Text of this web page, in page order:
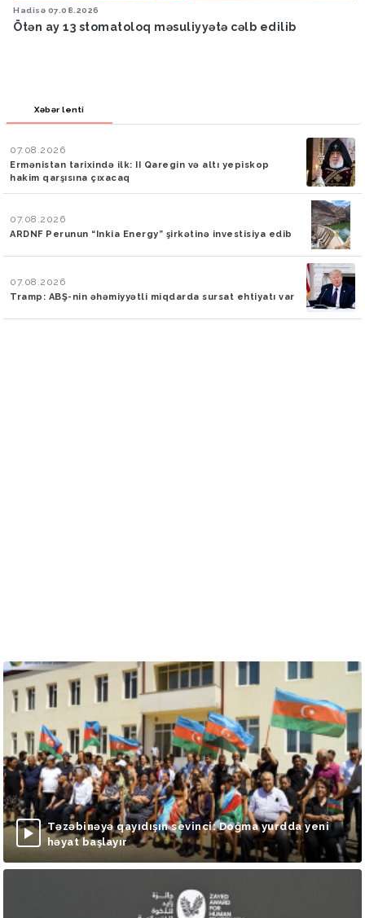
Hadisə 07.08.2026
Ötən ay 13 stomatoloq məsuliyyətə cəlb edilib
Xəbər lenti
07.08.2026
Ermənistan tarixində ilk: II Qaregin və altı yepiskop
hakim qarşısına çıxacaq
07.08.2026
ARDNF Perunun “Inkia Energy” şirkətinə investisiya edib
07.08.2026
Tramp: ABŞ-nin əhəmiyyətli miqdarda sursat ehtiyatı var
Təzəbinəyə qayıdışın sevinci: Doğma yurdda yeni
həyat başlayır